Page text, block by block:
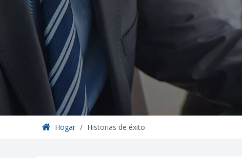
Hogar / Historias de éxito